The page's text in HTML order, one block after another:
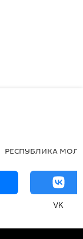
РЕСПУБЛИКА
VK